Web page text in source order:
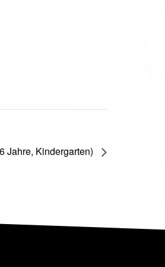
Jahre, Kindergarten)